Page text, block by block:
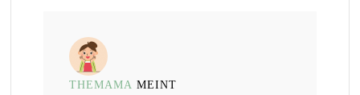
THEMAMA MEINT